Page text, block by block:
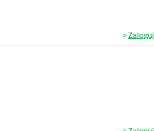
Zaloguj